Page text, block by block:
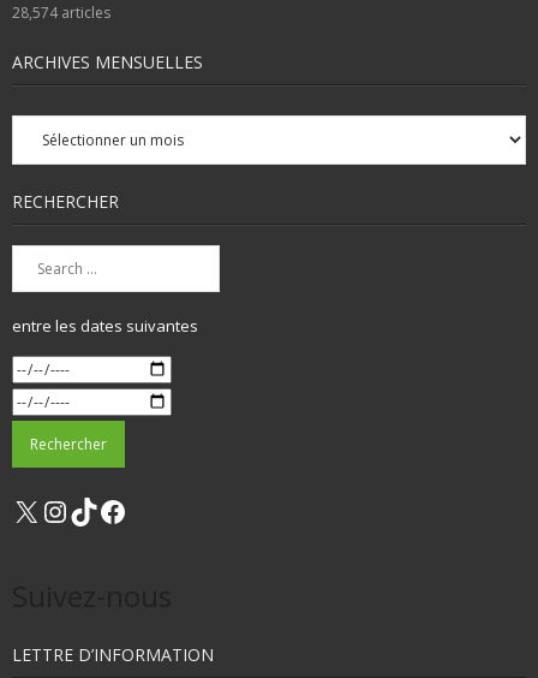
28,574articles
ARCHIVES MENSUELLES
Archives
mensuelles
RECHERCHER
entre les dates suivantes
X Instagram
TikTok
LETTRE D’INFORMATION